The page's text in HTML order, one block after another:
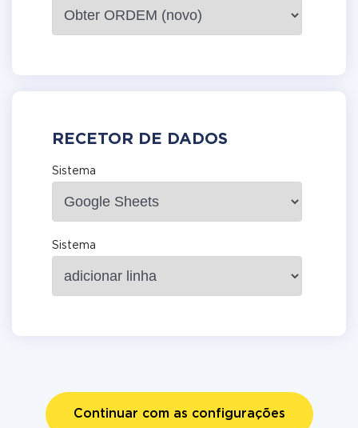
RECETOR DE DADOS
Sistema
Sistema
Continuar com as configurações